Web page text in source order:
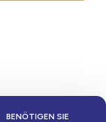
BENÖTIGEN SIE